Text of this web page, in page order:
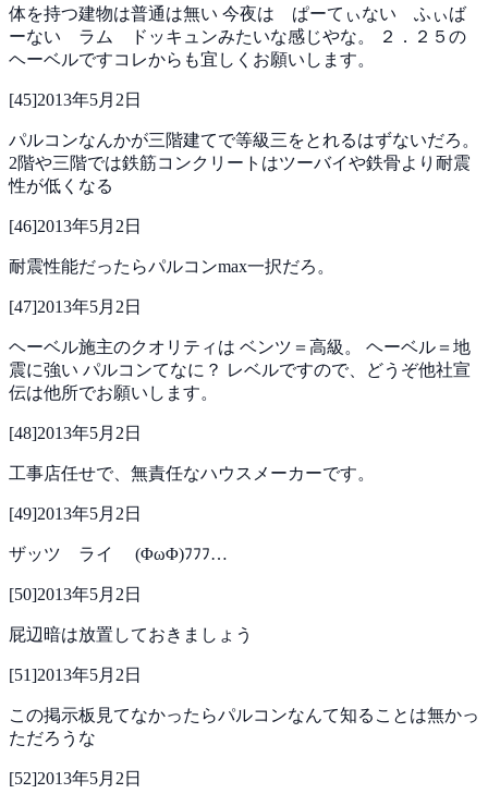
体を持つ建物は普通は無い 今夜は ぱーてぃない ふぃば
ーない ラム ドッキュンみたいな感じやな。
２．２５の
ヘーベルですコレからも宜しくお願いします。
[45]2013年5月2日
パルコンなんかが三階建てで等級三をとれるはずないだろ。
2階や三階では鉄筋コンクリートはツーバイや鉄骨より耐震
性が低くなる
[46]2013年5月2日
耐震性能だったらパルコンmax一択だろ。
[47]2013年5月2日
ヘーベル施主のクオリティは ベンツ＝高級。 ヘーベル＝地
震に強い パルコンてなに？ レベルですので、どうぞ他社宣
伝は他所でお願いします。
[48]2013年5月2日
工事店任せで、無責任なハウスメーカーです。
[49]2013年5月2日
ザッツ ライ (ΦωΦ)ﾌﾌﾌ…
[50]2013年5月2日
屁辺暗は放置しておきましょう
[51]2013年5月2日
この掲示板見てなかったらパルコンなんて知ることは無かっ
ただろうな
[52]2013年5月2日